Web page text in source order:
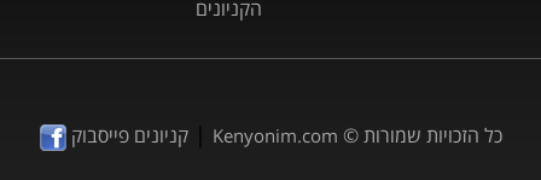
הקניונים
כל הזכויות שמורות © Kenyonim.com
|קניונים פייסבוק